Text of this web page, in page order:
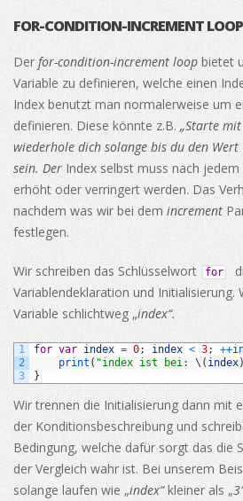
FOR-CONDITION-INCREMENT LOOP
Der for-condition-increment loop bietet
Variable zu definieren, welche einen
Index benutzt man normalerweise um
definieren. Diese könnte z.B. „Starte
wiederhole dich solange bis du den Wert
sein. Der Index selbst muss nach
erhöht oder verringert werden. Das
nachdem was wir bei dem increment
festlegen.
Wir schreiben das Schlüsselwort for
Variablendeklaration und Initialisierung.
Variable schlichtweg „index“.
1
2
3
for var index = 0; index < 3; ++
print ( "index ist bei: \ ( index)
}
Wir trennen die Initialisierung dann mit
der Konditionsbeschreibung und
Bedingung, welche dafür sorgt das die
der Vergleich wahr ist. Bei unserem
solange laufen wie „index“kleiner als „